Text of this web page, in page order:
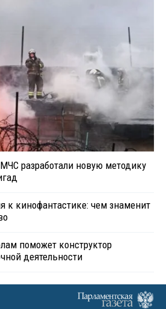
разработали новую методику
к кинофантастике: чем знаменит
поможет конструктор
деятельности